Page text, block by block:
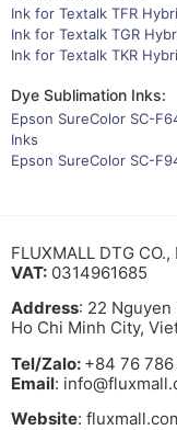
Ink for Textalk TFR
Ink for Textalk TGR
Ink for Textalk TKR
Dye Sublimation Inks:
Epson SureColor SC-
Inks
Epson SureColor SC-
FLUXMALL DTG CO.,
VAT: 0314961685
Address: 22
Ho Chi Minh City,
Tel/Zalo: +84 76
Email:
Website: